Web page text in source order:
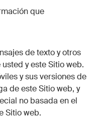
que
de texto y otros
y este Sitio web.
y sus versiones de
de este Sitio web, y
no basada en el
Sitio web.